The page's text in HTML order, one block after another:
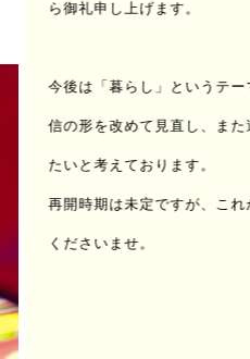
ら御礼申し上げます。
今後は「暮らし」というテ
信の形を改めて見直し、 ま
たいと考えております。
再開時期は未定ですが、こ
くださいませ。